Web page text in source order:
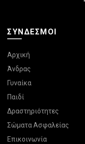
ΣΎΝΔΕΣΜΟΙ
Αρχική
Άνδρας
Γυναίκα
Παιδί
Δραστηριότητες
Σώματα Ασφαλείας
Επικοινωνία